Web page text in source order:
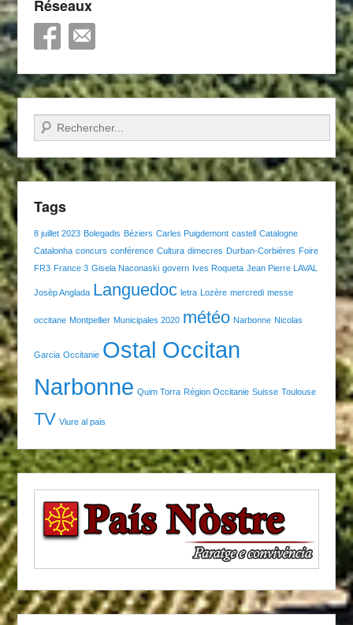
Réseaux
Recherche
Tags
8 juillet 2023 Bolegadis Béziers Carles Puigdemont castell Catalogne
Catalonha concurs conférence Cultura dimecres Durban-Corbières Foire
FR3 France 3 Gisela Naconaski govern Ives Roqueta Jean Pierre LAVAL
Josèp Anglada Languedoc letra Lozère mercredi messe
occitane Montpellier Municipales 2020 météo Narbonne Nicolas
Garcia Occitanie Ostal Occitan
Narbonne Quim Torra Région Occitanie Suisse Toulouse
TV Viure al pais